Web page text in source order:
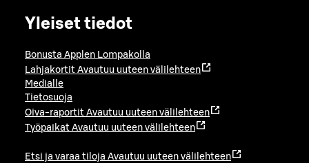
Yleiset tiedot
Bonusta Applen Lompakolla
Lahjakortit Avautuu uuteen välilehteen
Medialle
Tietosuoja
Oiva-raportit Avautuu uuteen välilehteen
Työpaikat Avautuu uuteen välilehteen
Etsi ja varaa tiloja Avautuu uuteen välilehteen